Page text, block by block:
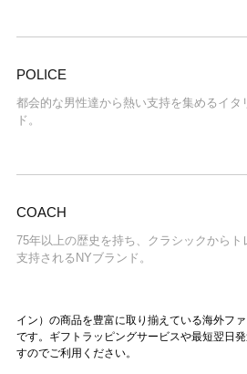
POLICE
都会的な男性達から熱い支持を集めるイタ
ド。
COACH
75年以上の歴史を持ち、クラシックから
支持されるNYブランド。
イン）の商品を豊富に取り揃えている海外フ
です。ギフトラッピングサービスや最短翌日
すのでご利用ください。